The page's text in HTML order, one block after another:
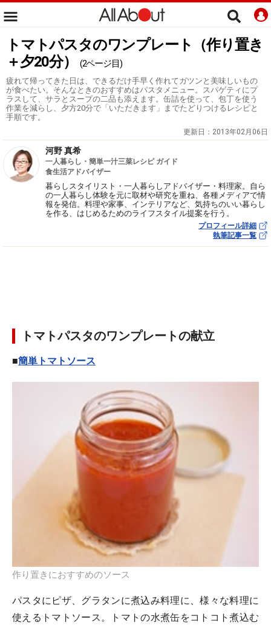
トマトパスタのワンプレート（作り置き
＋夕20分）
(2ページ目)
疲れて帰ってきた日は、できるだけ手早く作れてガツンと美味しいもの
が食べたい。そんなときのおすすめはパスタメニュー。スパゲティにプ
ラスして、サラとスープの二品も添えます。缶詰を使って、包丁を使う
作業を減らし、夕方20分で「いただきます」までたどりつけるレシピと
手順です。
更新日： 2013年02月06日
河野 真希
一人暮らし・簡単一汁三菜レシピ ガイド
食生活アドバイザー
暮らしスタイリスト・一人暮らしアドバイザー・料理家。自ら
の一人暮らし体験を元に取材や研究を重ね、各種メディアで情
報を発信。料理や家事、インテリアなど、気持ちのいい暮らし
を作る、はじめるためのライフスタイル提案を行う。
プロフィール詳細
執筆記事一覧
トマトパスタのワンプレートの献立
■簡単トマトソース
作り置きにおすすめのソース
パスタにピザ、グラタンに煮込み料理に、様々な料理に
使えるトマトソース。トマトの水煮缶をコトコト煮込む